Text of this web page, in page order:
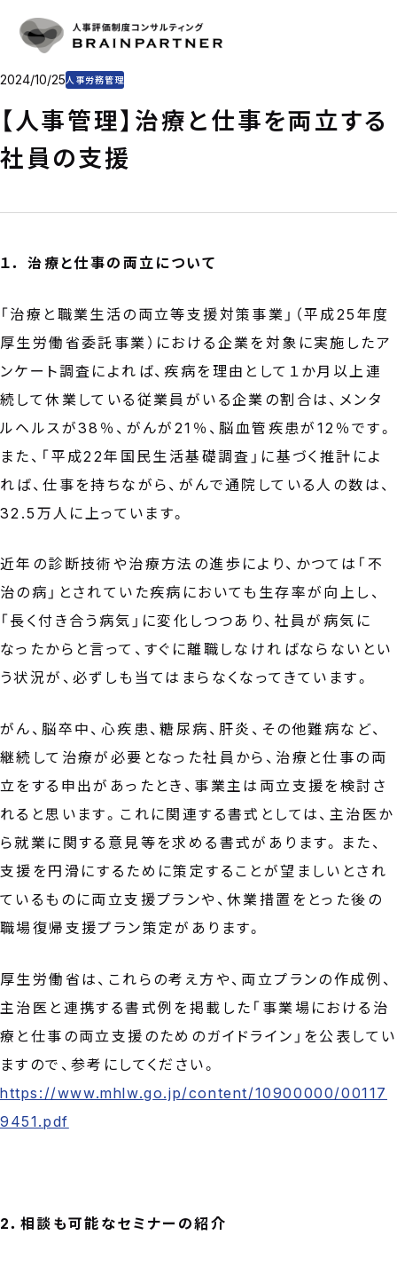
SERVICE
人事評価・目標管理の重要性とアプローチ
人事評価制度の仕組み作り
目標管理制度の仕組み作り
制度運用を支援
導入事例
プラン・料金
コンサルタント
CONSULTANT
コラム
COLUMN
CONTACT
03-6325-1715
受付時間 10:00〜18:00（土日祝日定休）
お問い合わせフォーム
2024/10/25人事労務管理
【人事管理】治療と仕事を両立する
社員の支援
１． 治療と仕事の両立について
「治療と職業生活の両立等支援対策事業」（平成25年度
厚生労働省委託事業）における企業を対象に実施したア
ンケート調査によれば、疾病を理由として１か月以上連
続して休業している従業員がいる企業の割合は、メンタ
ルヘルスが38％、がんが21％、脳血管疾患が12％です。
また、「平成22年国民生活基礎調査」に基づく推計によ
れば、仕事を持ちながら、がんで通院している人の数は、
32.5万人に上っています。
近年の診断技術や治療方法の進歩により、かつては「不
治の病」とされていた疾病においても生存率が向上し、
「長く付き合う病気」に変化しつつあり、社員が病気に
なったからと言って、すぐに離職しなければならないとい
う状況が、必ずしも当てはまらなくなってきています。
がん、脳卒中、心疾患、糖尿病、肝炎、その他難病など、
継続して治療が必要となった社員から、治療と仕事の両
立をする申出があったとき、事業主は両立支援を検討さ
れると思います。これに関連する書式としては、主治医か
ら就業に関する意見等を求める書式があります。また、
支援を円滑にするために策定することが望ましいとされ
ているものに両立支援プランや、休業措置をとった後の
職場復帰支援プラン策定があります。
厚生労働省は、これらの考え方や、両立プランの作成例、
主治医と連携する書式例を掲載した「事業場における治
療と仕事の両立支援のためのガイドライン」を公表してい
ますので、参考にしてください。
https://www.mhlw.go.jp/content/10900000/00117
9451.pdf
2．相談も可能なセミナーの紹介